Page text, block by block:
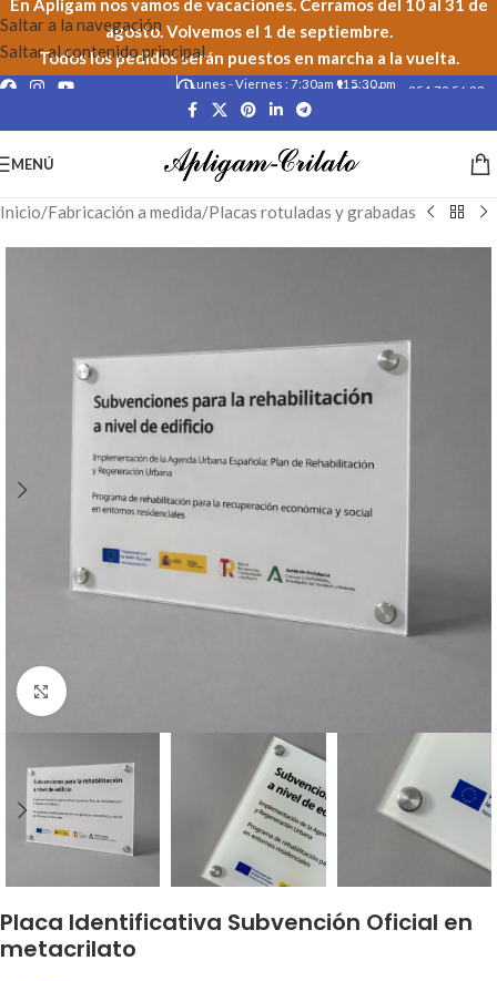
Saltar a la navegación
Saltar al contenido principal
En Apligam nos vamos de vacaciones. Cerramos del 10 al 31 de
agosto. Volvemos el 1 de septiembre.
Todos los pedidos serán puestos en marcha a la vuelta.
Lunes - Viernes : 7:30am - 15:30 pmTeléfono: 954 79 56 23
MENÚ
Inicio/Fabricación a medida/Placas rotuladas y grabadas
Haga clic para ampliar
Placa Identificativa Subvención Oficial en
metacrilato